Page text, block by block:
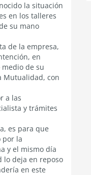
la situación
en los talleres
su mano
de la empresa,
en
de su
Mutualidad, con
a las
y trámites
es para que
por la
y el mismo día
lo deja en reposo
en este